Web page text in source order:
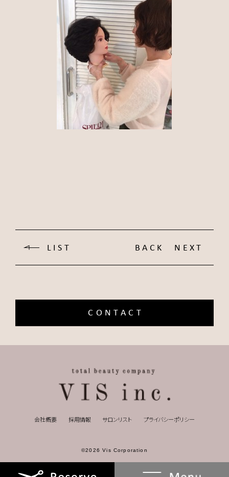
LIST BACK NEXT
CONTACT
会社概要 採用情報 サロンリスト プライバシーポリシー
©2026 Vis Corporation